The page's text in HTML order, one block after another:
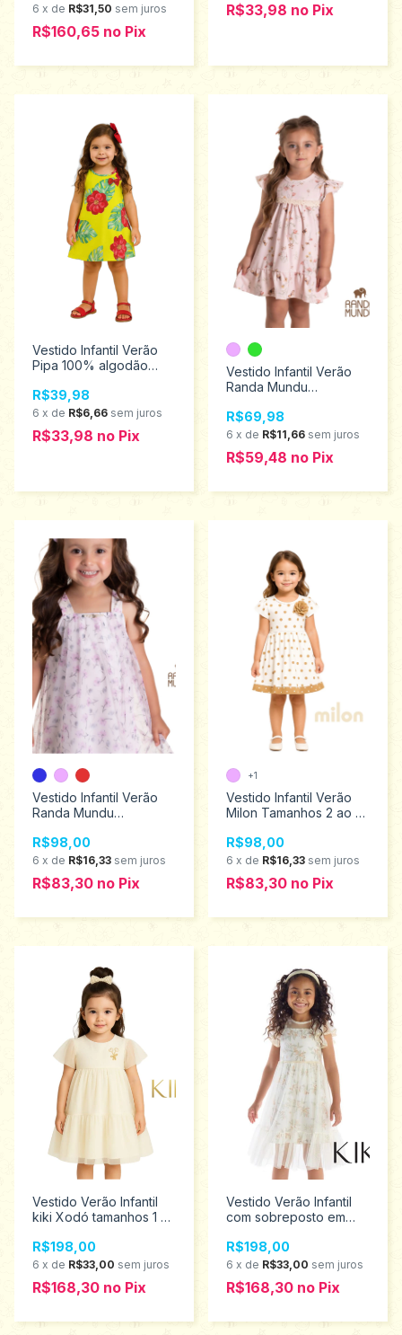
6 x de R$31,50 sem juros
R$160,65 no Pix
R$33,98 no Pix
Vestido Infantil Verão
Pipa 100% algodão
9000750
R$39,98
6 x de R$6,66 sem juros
R$33,98 no Pix
Vestido Infantil Verão
Randa Mundu
R$69,98
6 x de R$11,66 sem juros
R$59,48 no Pix
Vestido Infantil Verão
Randa Mundu
R$98,00
6 x de R$16,33 sem juros
R$83,30 no Pix
Vestido Infantil Verão
Milon Tamanhos 2 ao 6
R$98,00
6 x de R$16,33 sem juros
R$83,30 no Pix
+1
Vestido Verão Infantil
kiki Xodó tamanhos 1 ao
R$198,00
6 x de R$33,00 sem juros
R$168,30 no Pix
Vestido Verão Infantil
com sobreposto em
6 ao 12 3150014
R$198,00
6 x de R$33,00 sem juros
R$168,30 no Pix